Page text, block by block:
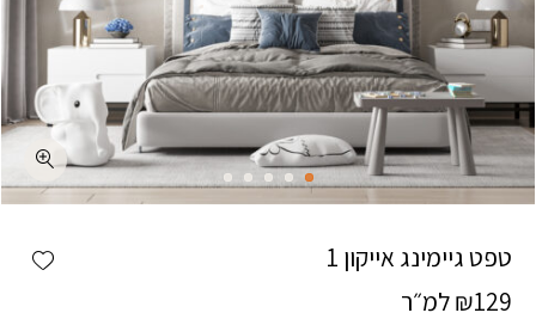
טפט גיימינג אייקון 1
₪129 למ״ר